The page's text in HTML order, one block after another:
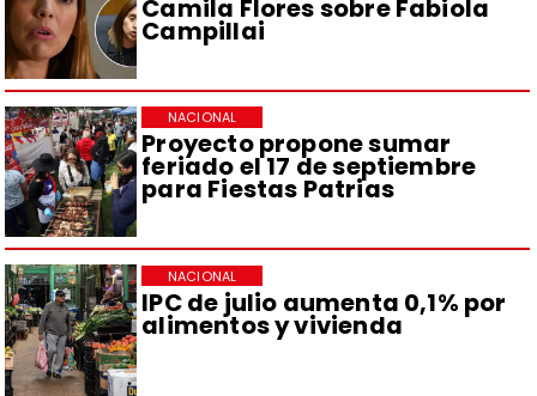
Camila Flores sobre Fabiola
Campillai
Proyecto propone sumar
feriado el 17 de septiembre
para Fiestas Patrias
NACIONAL
IPC de julio aumenta 0,1% por
alimentos y vivienda
NACIONAL